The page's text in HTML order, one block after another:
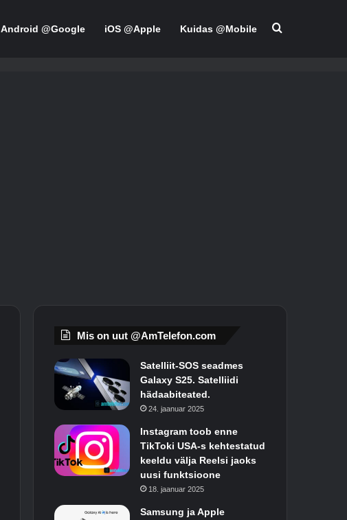
Android @Google iOS @Apple Kuidas @Mobile
Mis on uut @AmTelefon.com
Satelliit-SOS seadmes
Galaxy S25. Satelliidi
hädaabiteated.
24. jaanuar 2025
Instagram toob enne
TikToki USA-s kehtestatud
keeldu välja Reelsi jaoks
uusi funktsioone
18. jaanuar 2025
Samsung ja Apple